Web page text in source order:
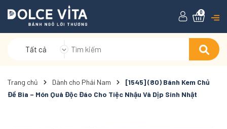
Tất cả
0
Trang chủ Dành cho Phái Nam
[1545] (80) Bánh Kem Chủ
Đề Bia – Món Quà Độc Đáo Cho Tiệc Nhậu Và Dịp Sinh Nhật